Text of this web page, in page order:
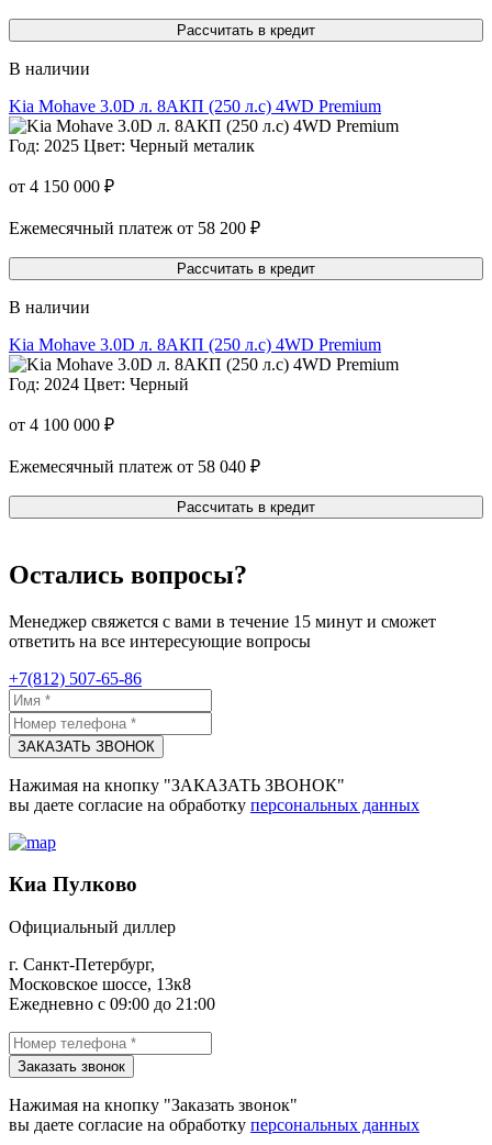
Рассчитать в кредит
В наличии
Kia Mohave 3.0D л. 8AКП (250 л.с) 4WD Premium
Год: 2025 Цвет: Черный металик
от 4 150 000 ₽
Ежемесячный платеж от 58 200 ₽
Рассчитать в кредит
В наличии
Kia Mohave 3.0D л. 8AКП (250 л.с) 4WD Premium
Год: 2024 Цвет: Черный
от 4 100 000 ₽
Ежемесячный платеж от 58 040 ₽
Рассчитать в кредит
Остались вопросы?
Менеджер свяжется с вами в течение 15 минут и сможет
ответить на все интересующие вопросы
+7(812) 507-65-86
ЗАКАЗАТЬ ЗВОНОК
Нажимая на кнопку "ЗАКАЗАТЬ ЗВОНОК"
вы даете согласие на обработку персональных данных
Киа Пулково
Официальный диллер
г. Санкт-Петербург,
Московское шоссе, 13к8
Ежедневно с 09:00 до 21:00
Заказать звонок
Нажимая на кнопку "Заказать звонок"
вы даете согласие на обработку персональных данных